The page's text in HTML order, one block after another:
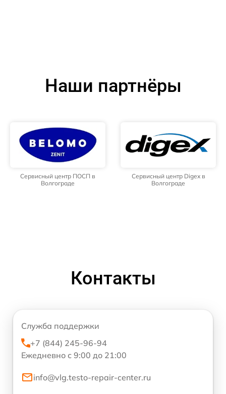
Наши партнёры
Сервисный центр ПОСП в
Волгограде
Сервисный центр Digex в
Волгограде
Контакты
Служба поддержки
+7 (844) 245-96-94
Ежедневно с 9:00 до 21:00
info@vlg.testo-repair-center.ru